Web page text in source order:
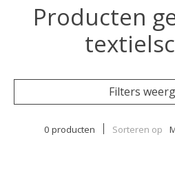
Producten
Filters
0 producten Sorteren op